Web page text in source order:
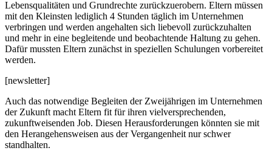
Lebensqualitäten und Grundrechte zurückzuerobern. Eltern müssen
mit den Kleinsten lediglich 4 Stunden täglich im Unternehmen
verbringen und werden angehalten sich liebevoll zurückzuhalten
und mehr in eine begleitende und beobachtende Haltung zu gehen.
Dafür mussten Eltern zunächst in speziellen Schulungen vorbereitet
werden.
[newsletter]
Auch das notwendige Begleiten der Zweijährigen im Unternehmen
der Zukunft macht Eltern fit für ihren vielversprechenden,
zukunftweisenden Job. Diesen Herausforderungen könnten sie mit
den Herangehensweisen aus der Vergangenheit nur schwer
standhalten.